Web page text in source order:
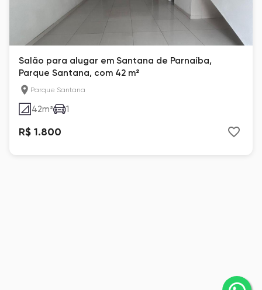
Salão para alugar em Santana de Parnaíba,
Parque Santana, com 42 m²
Parque Santana
42m² 1
R$ 1.800